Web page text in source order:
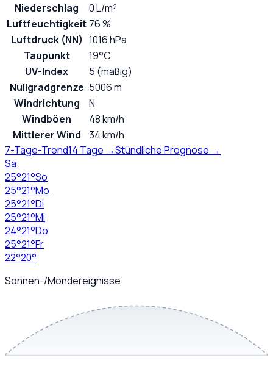
Niederschlag
0 L/m²
Luftfeuchtigkeit 76 %
Luftdruck (NN) 1016 hPa
Taupunkt
19°C
UV-Index
5 (mäßig)
Nullgradgrenze 5006 m
Windrichtung
N
Windböen
48 km/h
Mittlerer Wind
34 km/h
7-Tage-Trend14 Tage →Stündliche Prognose →
Sa
25°21°So
25°21°Mo
25°21°Di
25°21°Mi
24°21°Do
25°21°Fr
22°20°
Sonnen-/Mondereignisse